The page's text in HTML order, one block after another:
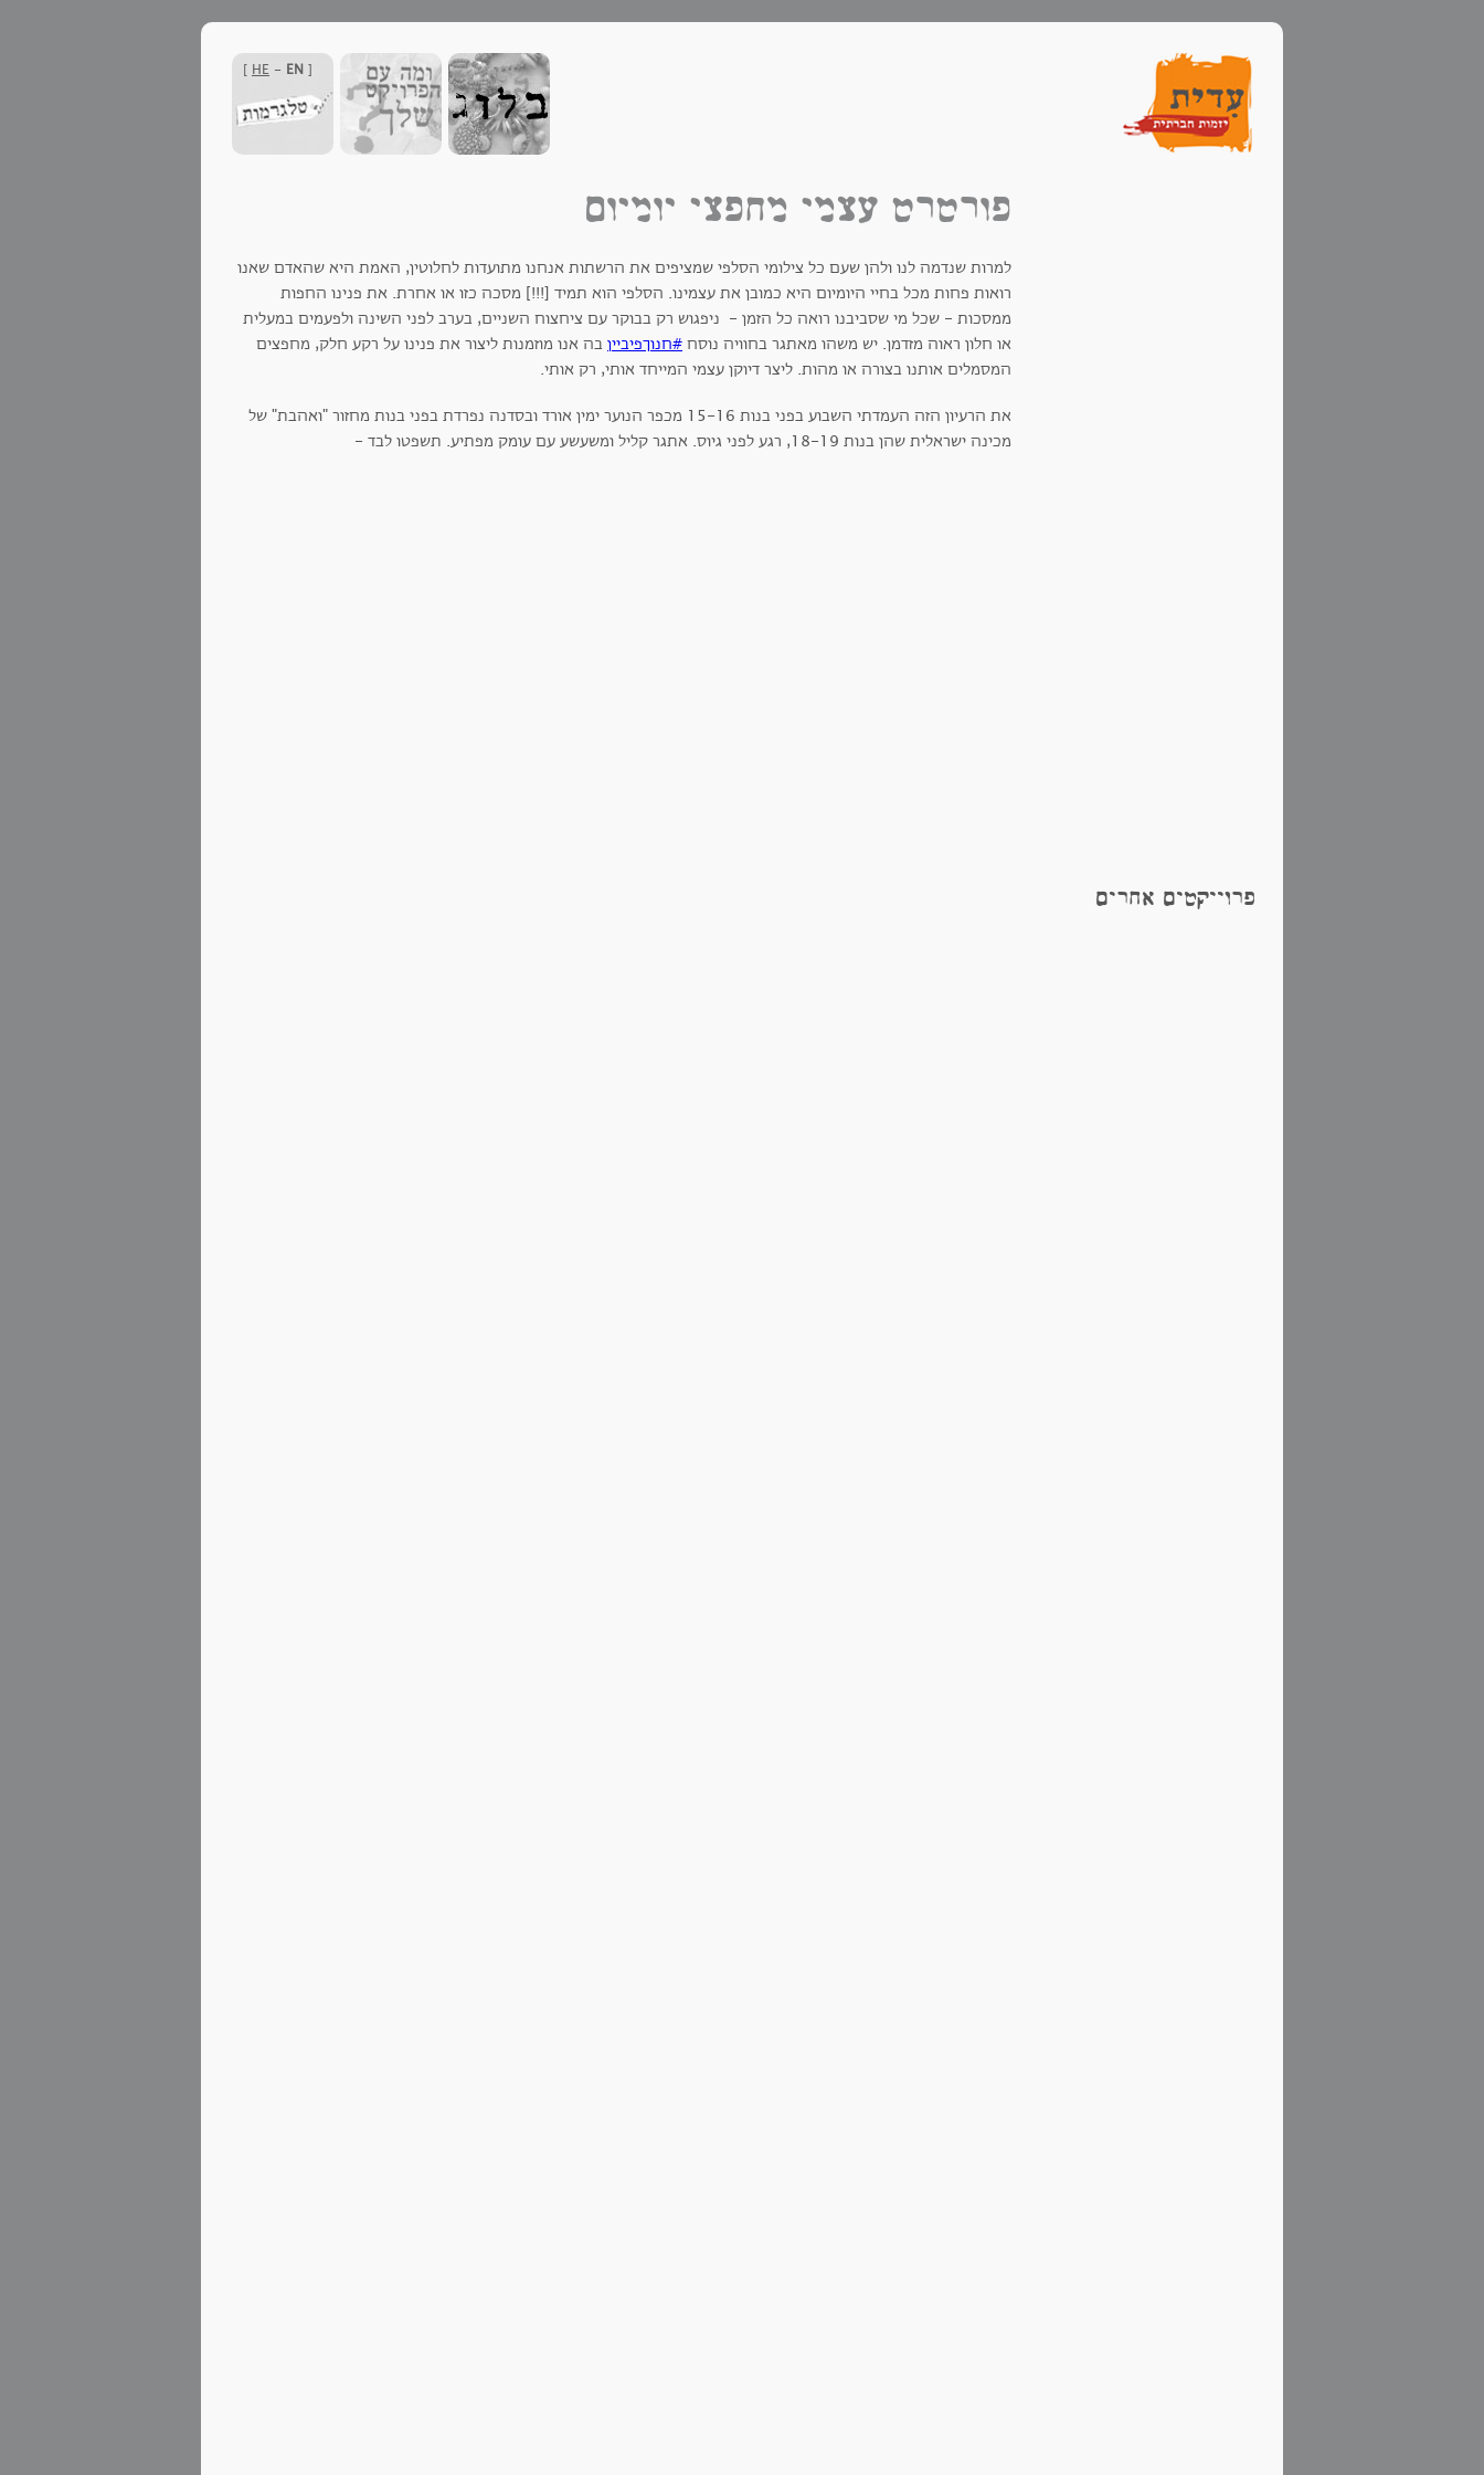
[
HE - EN
]
פרוייקטים אחרים
פורטרט עצמי מחפצי יומיום
למרות שנדמה לנו ולהן שעם כל צילומי הסלפי שמציפים את הרשתות אנחנו מתועדות לחלוטין, האמת היא שהאדם שאנו
רואות פחות מכל בחיי היומיום היא כמובן את עצמינו. הסלפי הוא תמיד [!!!] מסכה כזו או אחרת. את פנינו החפות
ממסכות - שכל מי שסביבנו רואה כל הזמן - ניפגוש רק בבוקר עם ציחצוח השניים, בערב לפני השינה ולפעמים במעלית
או חלון ראוה מזדמן. יש משהו מאתגר בחוויה נוסח #חנוךפיביין בה אנו מוזמנות ליצור את פנינו על רקע חלק, מחפצים
המסמלים אותנו בצורה או מהות. ליצר דיוקן עצמי המייחד אותי, רק אותי.
את הרעיון הזה העמדתי השבוע בפני בנות 15-16 מכפר הנוער ימין אורד ובסדנה נפרדת בפני בנות מחזור "ואהבת" של
מכינה ישראלית שהן בנות 18-19, רגע לפני גיוס. אתגר קליל ומשעשע עם עומק מפתיע. תשפטו לבד -